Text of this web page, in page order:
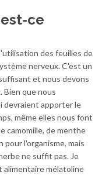
ce
des feuilles de
nerveux. C'est un
et nous devons
Bien que nous
devraient apporter le
même elles nous font
camomille, de menthe
pour l'organisme, mais
ne suffit pas. Je
alimentaire mélatoline